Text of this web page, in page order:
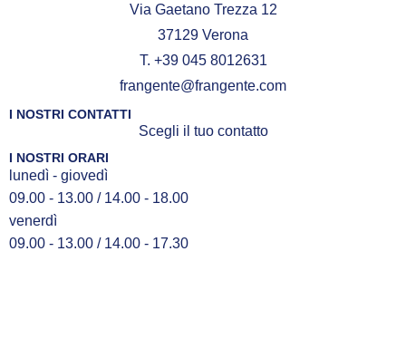
Via Gaetano Trezza 12
37129 Verona
T. +39 045 8012631
frangente@frangente.com
I NOSTRI CONTATTI
Scegli il tuo contatto
I NOSTRI ORARI
lunedì - giovedì
09.00 - 13.00 / 14.00 - 18.00
venerdì
09.00 - 13.00 / 14.00 - 17.30